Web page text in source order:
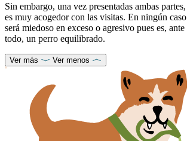
Sin embargo, una vez presentadas ambas partes,
es muy acogedor con las visitas. En ningún caso
será miedoso en exceso o agresivo pues es, ante
todo, un perro equilibrado.
Ver más Ver menos